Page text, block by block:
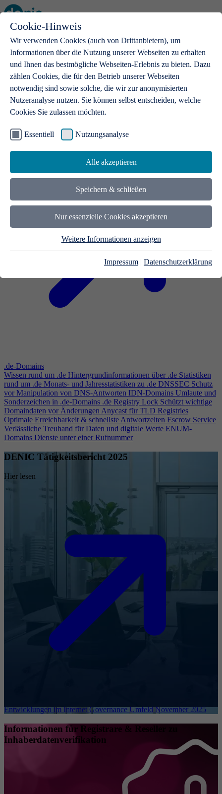
Cookie-Hinweis
Wir verwenden Cookies (auch von Drittanbietern), um
Informationen über die Nutzung unserer Webseiten zu erhalten
und Ihnen das bestmögliche Webseiten-Erlebnis zu bieten. Dazu
zählen Cookies, die für den Betrieb unserer Webseiten
notwendig sind sowie solche, die wir zur anonymisierten
Nutzeranalyse nutzen. Sie können selbst entscheiden, welche
Cookies Sie zulassen möchten.
Essentiell Nutzungsanalyse
Alle akzeptieren
Speichern & schließen
Nur essenzielle Cookies akzeptieren
Weitere Informationen anzeigen
Impressum | Datenschutzerklärung
Open main menu
.de-Domains
Mit einer .de-Domain erhalten Ideen eine Bühne
.de-Domains
Wissen rund um .de Hintergrundinformationen über .de Statistiken
rund um .de Monats- und Jahresstatistiken zu .de DNSSEC Schutz
vor Manipulation von DNS-Antworten IDN-Domains Umlaute und
Sonderzeichen in .de-Domains .de Registry Lock Schützt wichtige
Domaindaten vor ÄnderungenAnycast für TLD Registries
Optimale Erreichbarkeit & schnellste Antwortzeiten Escrow Service
Verlässliche Treuhand für Daten und digitale Werte ENUM-
Domains Dienste unter einer Rufnummer
DENIC Tätigkeitsbericht 2025
Hier lesen
Entwicklungen im Internet Governance Umfeld November 2025
Informationen für Registrare & Reseller zu
Inhaberdatenverifikation